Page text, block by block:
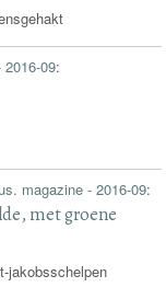
09:
magazine - 2016-09:
met groene
jakobsschelpen